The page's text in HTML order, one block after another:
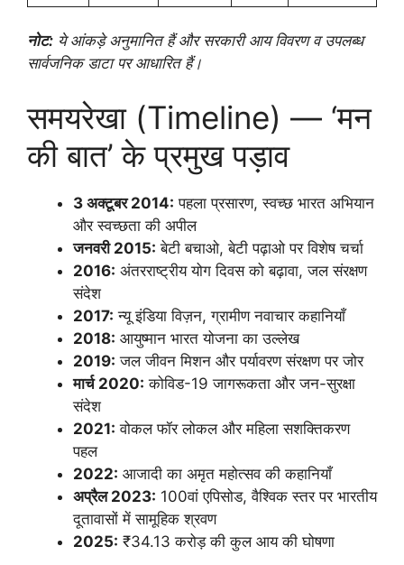
नोट: ये आंकड़े अनुमानित हैं और सरकारी आय विवरण व उपलब्ध
सार्वजनिक डाटा पर आधारित हैं।
समयरेखा (Timeline) — ‘मन
की बात’ के प्रमुख पड़ाव
3 अक्टूबर 2014: पहला प्रसारण, स्वच्छ भारत अभियान
और स्वच्छता की अपील
जनवरी 2015: बेटी बचाओ, बेटी पढ़ाओ पर विशेष चर्चा
2016: अंतरराष्ट्रीय योग दिवस को बढ़ावा, जल संरक्षण
संदेश
2017: न्यू इंडिया विज़न, ग्रामीण नवाचार कहानियाँ
2018: आयुष्मान भारत योजना का उल्लेख
2019: जल जीवन मिशन और पर्यावरण संरक्षण पर जोर
मार्च 2020: कोविड-19 जागरूकता और जन-सुरक्षा
संदेश
2021: वोकल फॉर लोकल और महिला सशक्तिकरण
पहल
2022: आजादी का अमृत महोत्सव की कहानियाँ
अप्रैल 2023: 100वां एपिसोड, वैश्विक स्तर पर भारतीय
दूतावासों में सामूहिक श्रवण
2025: ₹34.13 करोड़ की कुल आय की घोषणा